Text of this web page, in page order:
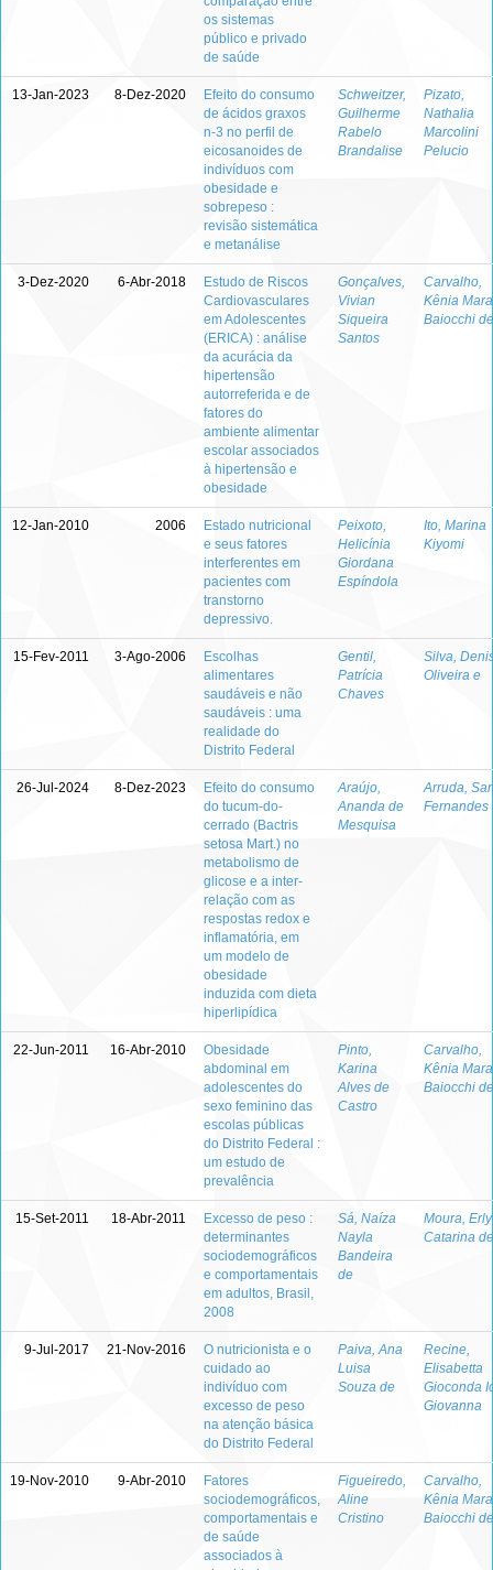
os sistemas
público e privado
de saúde
13-Jan-2023 8-Dez-2020
Efeito do consumo
de ácidos graxos
n-3 no perfil de
eicosanoides de
indivíduos com
obesidade e
sobrepeso :
revisão sistemática
e metanálise
Schweitzer,
Guilherme
Rabelo
Brandalise
Pizato,
Nathalia
Marcolini
Pelucio
3-Dez-2020 6-Abr-2018
Estudo de Riscos
Cardiovasculares
em Adolescentes
(ERICA) : análise
da acurácia da
hipertensão
autorreferida e de
fatores do
ambiente alimentar
escolar associados
à hipertensão e
obesidade
Gonçalves,
Vivian
Siqueira
Santos
Carvalho,
Kênia Mara
Baiocchi de
12-Jan-2010 2006
Estado nutricional
e seus fatores
interferentes em
pacientes com
transtorno
depressivo.
Peixoto,
Helicínia
Giordana
Espíndola
Ito, Marina
Kiyomi
15-Fev-2011 3-Ago-2006
Escolhas
alimentares
saudáveis e não
saudáveis : uma
realidade do
Distrito Federal
Gentil,
Patrícia
Chaves
Silva,
Oliveira e
26-Jul-2024 8-Dez-2023
Efeito do consumo
do tucum-do-
cerrado (Bactris
setosa Mart.) no
metabolismo de
glicose e a inter-
relação com as
respostas redox e
inflamatória, em
um modelo de
obesidade
induzida com dieta
hiperlipídica
Araújo,
Ananda de
Mesquisa
Arruda,
Fernandes
22-Jun-2011 16-Abr-2010
Obesidade
abdominal em
adolescentes do
sexo feminino das
escolas públicas
do Distrito Federal :
um estudo de
prevalência
Pinto,
Karina
Alves de
Castro
Carvalho,
Kênia Mara
Baiocchi de
15-Set-2011 18-Abr-2011
Excesso de peso :
determinantes
sociodemográficos
e comportamentais
em adultos, Brasil,
2008
Sá, Naíza
Nayla
Bandeira
de
Moura, Erly
Catarina de
9-Jul-2017 21-Nov-2016
O nutricionista e o
cuidado ao
indivíduo com
excesso de peso
na atenção básica
do Distrito Federal
Paiva, Ana
Luisa
Souza de
Recine,
Elisabetta
Gioconda
Giovanna
19-Nov-2010 9-Abr-2010
Fatores
sociodemográficos,
comportamentais e
de saúde
associados à
Figueiredo,
Aline
Cristino
Carvalho,
Kênia Mara
Baiocchi de